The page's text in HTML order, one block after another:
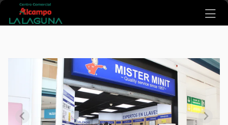
Ir al contenido principal